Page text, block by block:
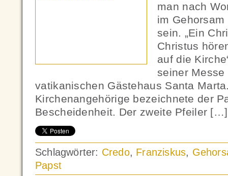
man nach
im
sein. „Ein
Christus
auf die
seiner Messe
vatikanischen Gästehaus Santa
Kirchenangehörige bezeichnete der
Bescheidenheit. Der zweite Pfeiler […]
Schlagwörter: Credo, Franziskus,
Papst